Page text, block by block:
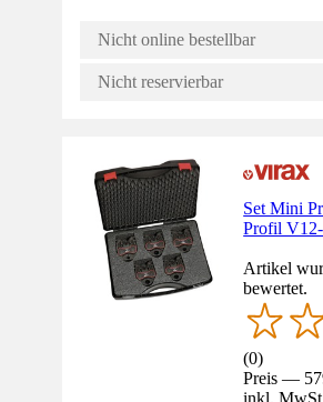
Nicht online bestellbar
Nicht reservierbar
Set Mini
Profil
Artikel
bewertet.
(0)
Preis —